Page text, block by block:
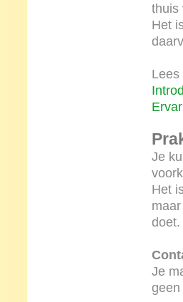
thuis
Het
Lees
Je
Het
doet.
Je
geen